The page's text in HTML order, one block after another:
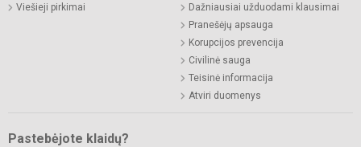
Viešieji pirkimai
Dažniausiai užduodami klausimai
Pranešėjų apsauga
Korupcijos prevencija
Civilinė sauga
Teisinė informacija
Atviri duomenys
Pastebėjote klaidų?